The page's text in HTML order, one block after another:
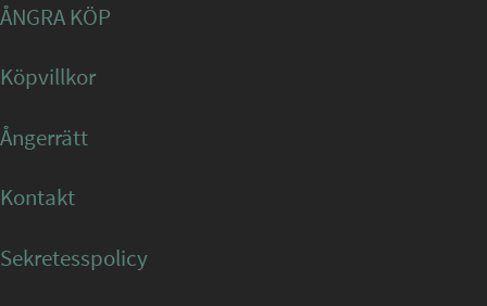
ÅNGRA KÖP
Köpvillkor
Ångerrätt
Kontakt
Sekretesspolicy